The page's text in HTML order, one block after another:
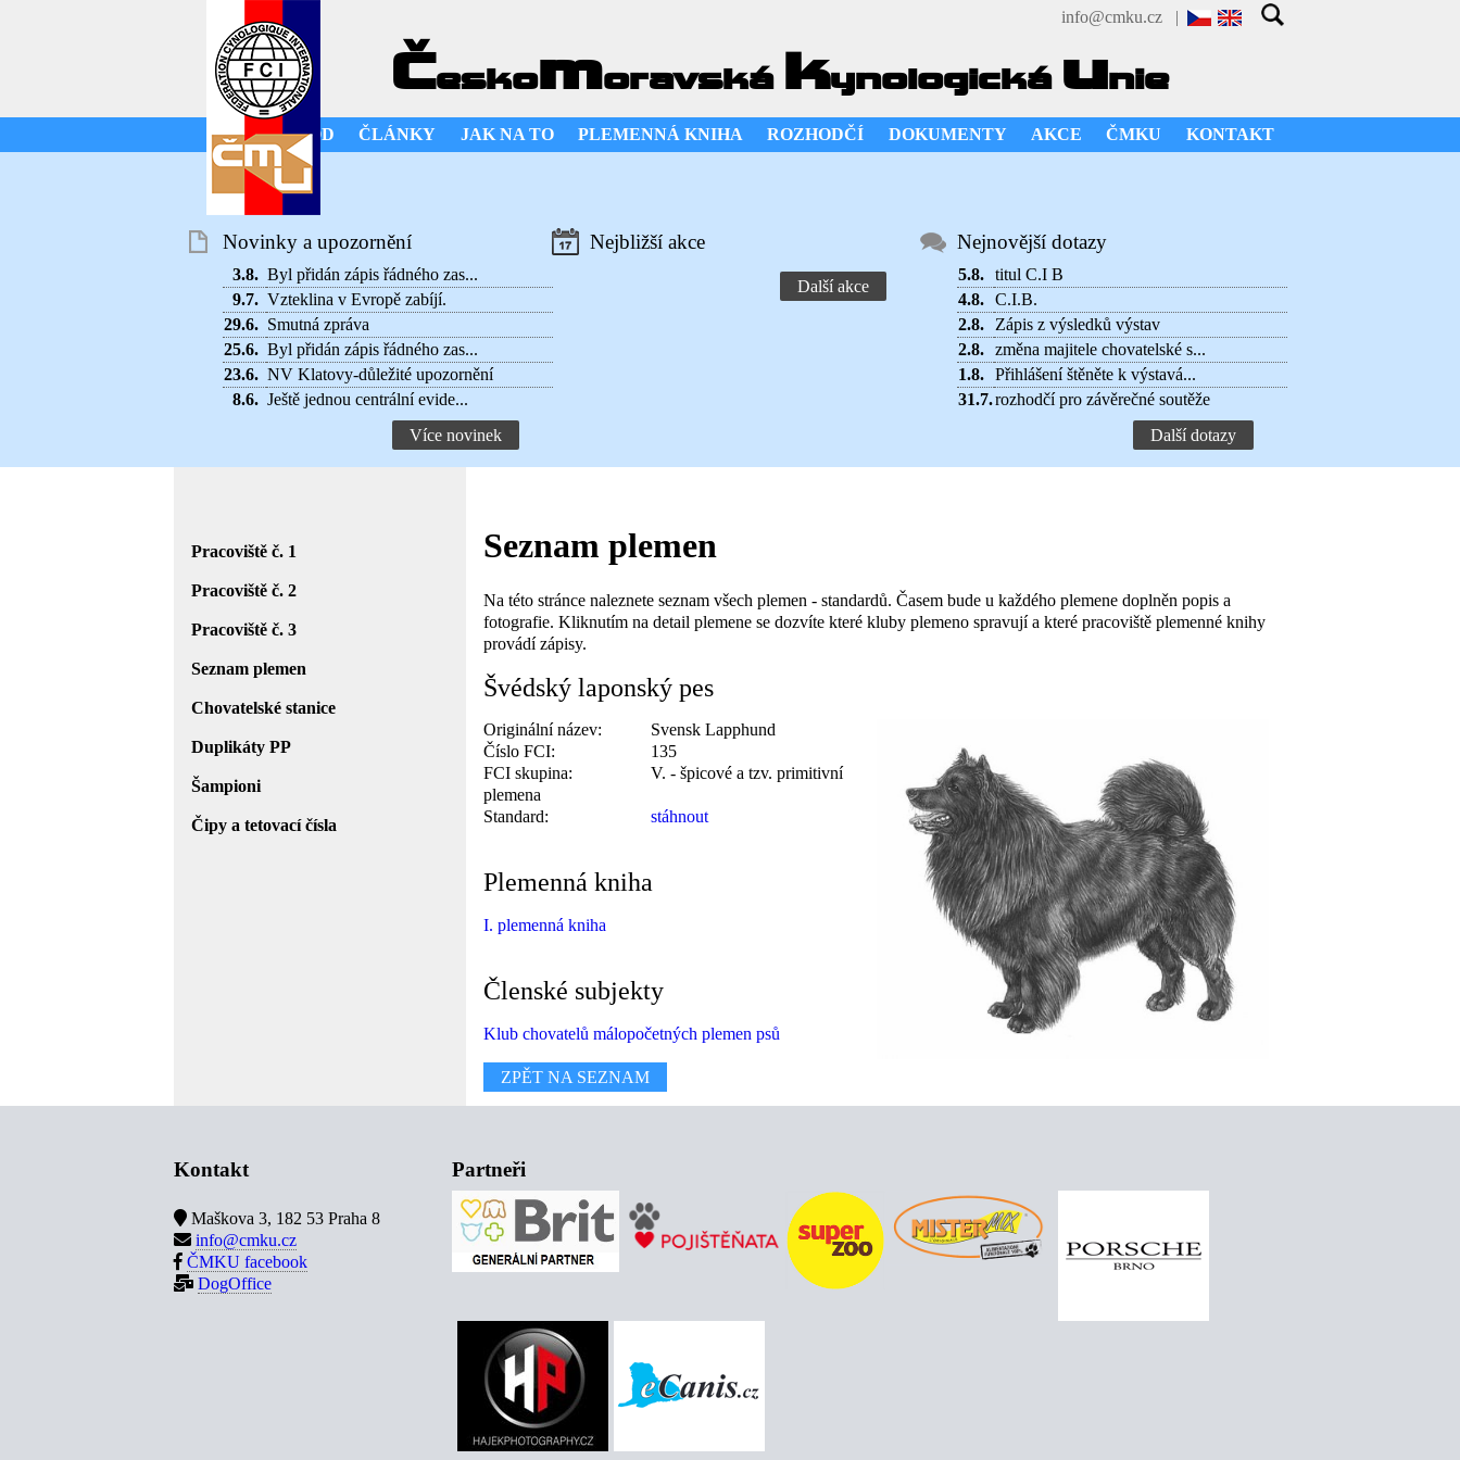
info@cmku.cz |
Českomoravská kynologická unie
ÚVOD ČLÁNKY JAK NA TO PLEMENNÁ KNIHA ROZHODČÍ DOKUMENTY AKCE ČMKU KONTAKT
Novinky a upozornění
3.8. Byl přidán zápis řádného zas...
9.7. Vzteklina v Evropě zabíjí.
29.6. Smutná zpráva
25.6. Byl přidán zápis řádného zas...
23.6. NV Klatovy-důležité upozornění
8.6. Ještě jednou centrální evide...
Více novinek
Nejbližší akce
Další akce
Nejnovější dotazy
5.8. titul C.I B
4.8. C.I.B.
2.8.
Zápis z výsledků výstav
2.8. změna majitele chovatelské s...
1.8. Přihlášení štěněte k výstavá...
31.7.rozhodčí pro závěrečné soutěže
Další dotazy
Pracoviště č. 1
Pracoviště č. 2
Pracoviště č. 3
Seznam plemen
Chovatelské stanice
Duplikáty PP
Šampioni
Čipy a tetovací čísla
Seznam plemen
Na této stránce naleznete seznam všech plemen - standardů. Časem bude u každého plemene doplněn popis a
fotografie. Kliknutím na detail plemene se dozvíte které kluby plemeno spravují a které pracoviště plemenné knihy
provádí zápisy.
Švédský laponský pes
Originální název:
Svensk Lapphund
Číslo FCI:
135
FCI skupina:
V. - špicové a tzv. primitivní
plemena
Standard:
stáhnout
Plemenná kniha
I. plemenná kniha
Členské subjekty
Klub chovatelů málopočetných plemen psů
ZPĚT NA SEZNAM
Kontakt
Maškova 3, 182 53 Praha 8
info@cmku.cz
ČMKU facebook
DogOffice
Partneři